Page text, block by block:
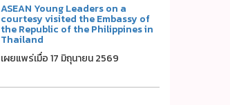
ASEAN Young Leaders on a
courtesy visited the Embassy of
the Republic of the Philippines in
Thailand
เผยแพร่เมื่อ 17 มิถุนายน 2569